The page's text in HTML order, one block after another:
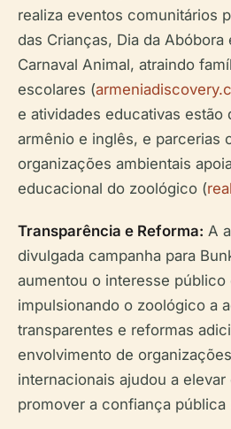
realiza eventos comunitários
das Crianças, Dia da
Carnaval Animal, atraindo
escolares (
e atividades educativas estão
armênio e inglês, e parcerias
organizações ambientais
educacional do zoológico (
Transparência e Reforma: A
divulgada campanha para
aumentou o interesse público
impulsionando o zoológico a
transparentes e reformas
envolvimento de
internacionais ajudou a
promover a confiança pública